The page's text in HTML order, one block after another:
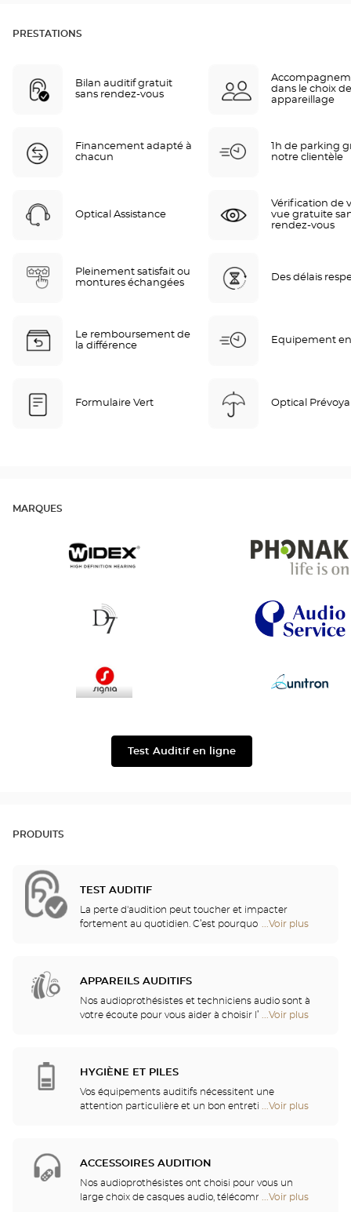
PRESTATIONS
Bilan auditif gratuit
sans rendez-vous
dans le choix
appareillage
Financement adapté à
chacun
1h de parking
notre clientèle
Optical Assistance
Vérification de
vue gratuite
rendez-vous
Pleinement satisfait ou
montures échangées
Des délais
Le remboursement de
la différence
Equipement en
Formulaire Vert Optical
MARQUES
Test Auditif en ligne
PRODUITS
TEST AUDITIF
La perte d'audition peut toucher et impacter
fortement au quotidien. C’est pourquoi nous vous
traduisant par des fréquences de sons gênantes
...Voir plus
de
Optical
Center
APPAREILS AUDITIFS
Nos audioprothésistes et techniciens audio sont à
votre écoute pour vous aider à choisir l’appareil
l'appareillage auditif, un suivi et entretien
personnalisé vous permettront de bénéficier
...Voir plus
de
Optical
Center
HYGIÈNE ET PILES
Vos équipements auditifs nécessitent une
attention particulière et un bon entretien pour
pour votre appareil auditif.
...Voir plus
de
Optical
Center
ACCESSOIRES AUDITION
Nos audioprothésistes ont choisi pour vous un
large choix de casques audio, télécommandes,
...Voir plus
de